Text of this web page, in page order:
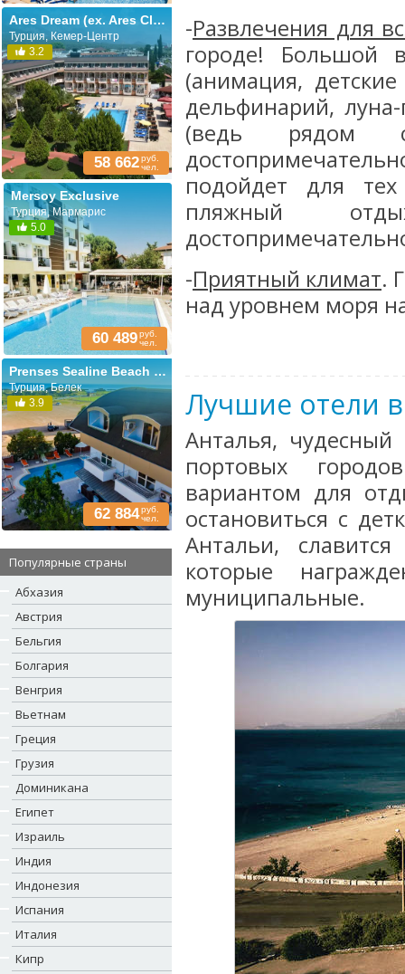
Ares Dream (ex. Ares Club; Queen Victoria)
Турция, Кемер-Центр
3.2
58 662руб.
чел.
Mersoy Exclusive
Турция, Мармарис
5.0
60 489руб.
чел.
Prenses Sealine Beach (ex. Prenses Sealine)
Турция, Белек
3.9
62 884руб.
чел.
Популярные страны
Абхазия
Австрия
Бельгия
Болгария
Венгрия
Вьетнам
Греция
Грузия
Доминикана
Египет
Израиль
Индия
Индонезия
Испания
Италия
Кипр
-Развлечения для
городе! Большой
(анимация,
дельфинарий,
(ведь рядом с
подойдет для
пляжный
-Приятный климат.
над уровнем моря
Лучшие отели
Анталья,
портовых
вариантом для
остановиться с
Антальи,
которые
муниципальные.